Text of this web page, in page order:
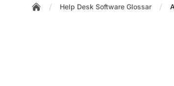
/ Help Desk Software Glossar /